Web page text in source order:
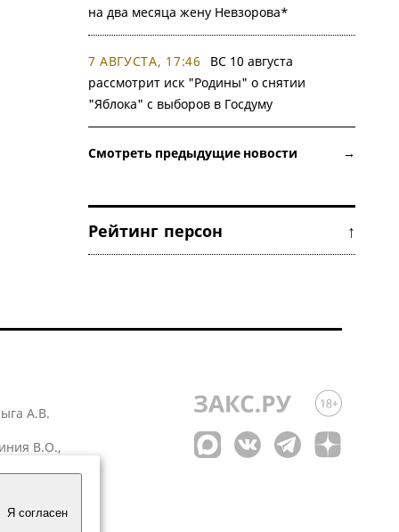
на два месяца жену Невзорова*
7 АВГУСТА, 17:46
ВС 10 августа
рассмотрит иск "Родины" о снятии
"Яблока" с выборов в Госдуму
Смотреть предыдущие новости →
Рейтинг персон ↑
А.В.
В.О.,
Я согласен